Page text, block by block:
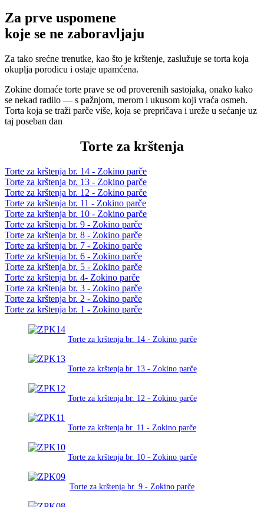
Za prve uspomene
koje se ne zaboravljaju
Za tako srećne trenutke, kao što je krštenje, zaslužuje se torta koja
okuplja porodicu i ostaje upamćena.
Zokine domaće torte prave se od proverenih sastojaka, onako kako
se nekad radilo — s pažnjom, merom i ukusom koji vraća osmeh.
Torta koja se traži parče više, koja se prepričava i ureže u sećanje uz
taj poseban dan
Torte za krštenja
Torte za krštenja br. 14 - Zokino parče
Torte za krštenja br. 13 - Zokino parče
Torte za krštenja br. 12 - Zokino parče
Torte za krštenja br. 11 - Zokino parče
Torte za krštenja br. 10 - Zokino parče
Torte za krštenja br. 9 - Zokino parče
Torte za krštenja br. 8 - Zokino parče
Torte za krštenja br. 7 - Zokino parče
Torte za krštenja br. 6 - Zokino parče
Torte za krštenja br. 5 - Zokino parče
Torte za krštenja br. 4- Zokino parče
Torte za krštenja br. 3 - Zokino parče
Torte za krštenja br. 2 - Zokino parče
Torte za krštenja br. 1 - Zokino parče
Torte za krštenja br. 14 - Zokino parče
Torte za krštenja br. 13 - Zokino parče
Torte za krštenja br. 12 - Zokino parče
Torte za krštenja br. 11 - Zokino parče
Torte za krštenja br. 10 - Zokino parče
Torte za krštenja br. 9 - Zokino parče